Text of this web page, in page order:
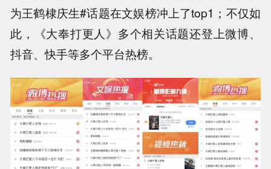
为王鹤棣庆生#话题在文娱榜冲上了top1；不仅如
此，《大奉打更人》多个相关话题还登上微博、
抖音、快手等多个平台热榜。